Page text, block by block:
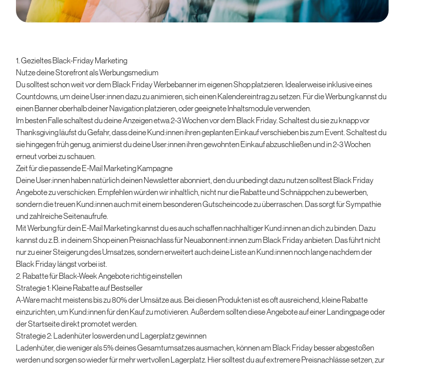
1. Gezieltes Black-Friday Marketing
Nutze deine Storefront als Werbungsmedium
Du solltest schon weit vor dem Black Friday Werbebanner im eigenen Shop platzieren. Idealerweise inklusive eines
Countdowns, um deine User:innen dazu zu animieren, sich einen Kalendereintrag zu setzen. Für die Werbung kannst du
einen Banner oberhalb deiner Navigation platzieren, oder geeignete Inhaltsmodule verwenden.
Im besten Falle schaltest du deine Anzeigen etwa 2-3 Wochen vor dem Black Friday. Schaltest du sie zu knapp vor
Thanksgiving läufst du Gefahr, dass deine Kund:innen ihren geplanten Einkauf verschieben bis zum Event. Schaltest du
sie hingegen früh genug, animierst du deine User:innen ihren gewohnten Einkauf abzuschließen und in 2-3 Wochen
erneut vorbei zu schauen.
Zeit für die passende E-Mail Marketing Kampagne
Deine User:innen haben natürlich deinen Newsletter abonniert, den du unbedingt dazu nutzen solltest Black Friday
Angebote zu verschicken. Empfehlen würden wir inhaltlich, nicht nur die Rabatte und Schnäppchen zu bewerben,
sondern die treuen Kund:innen auch mit einem besonderen Gutscheincode zu überraschen. Das sorgt für Sympathie
und zahlreiche Seitenaufrufe.
Mit Werbung für dein E-Mail Marketing kannst du es auch schaffen nachhaltiger Kund:innen an dich zu binden. Dazu
kannst du z.B. in deinem Shop einen Preisnachlass für Neuabonnent:innen zum Black Friday anbieten. Das führt nicht
nur zu einer Steigerung des Umsatzes, sondern erweitert auch deine Liste an Kund:innen noch lange nachdem der
Black Friday längst vorbei ist.
2. Rabatte für Black-Week Angebote richtig einstellen
Strategie 1: Kleine Rabatte auf Bestseller
A-Ware macht meistens bis zu 80% der Umsätze aus. Bei diesen Produkten ist es oft ausreichend, kleine Rabatte
einzurichten, um Kund:innen für den Kauf zu motivieren. Außerdem sollten diese Angebote auf einer Landingpage oder
der Startseite direkt promotet werden.
Strategie 2: Ladenhüter loswerden und Lagerplatz gewinnen
Ladenhüter, die weniger als 5% deines Gesamtumsatzes ausmachen, können am Black Friday besser abgestoßen
werden und sorgen so wieder für mehr wertvollen Lagerplatz. Hier solltest du auf extremere Preisnachlässe setzen, zur